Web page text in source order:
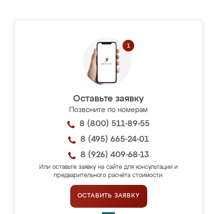
Оставьте заявку
Позвоните по номерам
8 (800) 511-89-55
8 (495) 665-24-01
8 (926) 409-68-13
Или оставьте заявку на сайте для консультации и
предварительного расчёта стоимости.
ОСТАВИТЬ ЗАЯВКУ